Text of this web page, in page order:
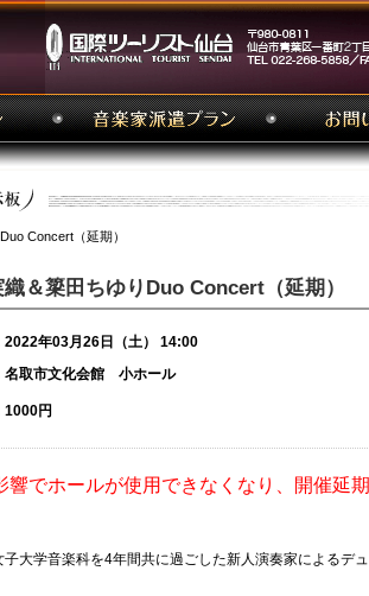
Concert（延期）
織＆簗田ちゆりDuo Concert（延期）
2022年03月26日（土） 14:00
取市文化会館 小ホール
円
響でホールが使用できなくなり、開催延
子大学音楽科を4年間共に過ごした新人演奏家によるデ